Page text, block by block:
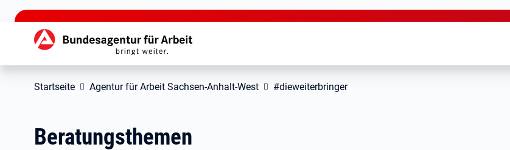
zu den Hauptinhalten springen
Hauptnavigation
Startseite Agentur für Arbeit Sachsen-Anhalt-West #dieweiterbringer
Beratungsthemen